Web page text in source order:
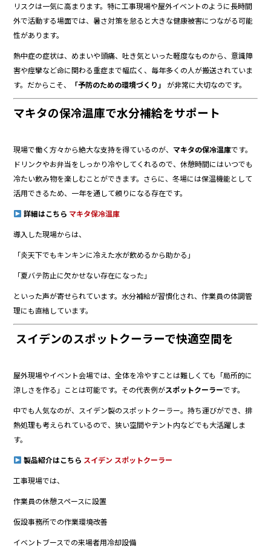
リスクは一気に高まります。特に工事現場や屋外イベントのように長時間
外で活動する場面では、暑さ対策を怠ると大きな健康被害につながる可能
性があります。
熱中症の症状は、めまいや頭痛、吐き気といった軽度なものから、意識障
害や痙攣など命に関わる重症まで幅広く、毎年多くの人が搬送されていま
す。だからこそ、
「予防のための環境づくり」 が非常に大切なのです。
マキタの保冷温庫で水分補給をサポート
現場で働く方々から絶大な支持を得ているのが、 マキタの保冷温庫です。
ドリンクやお弁当をしっかり冷やしてくれるので、休憩時間にはいつでも
冷たい飲み物を楽しむことができます。さらに、冬場には保温機能として
活用できるため、一年を通して頼りになる存在です。
詳細はこちら マキタ保冷温庫
導入した現場からは、
「炎天下でもキンキンに冷えた水が飲めるから助かる」
「夏バテ防止に欠かせない存在になった」
といった声が寄せられています。水分補給が習慣化され、作業員の体調管
理にも直結しています。
スイデンのスポットクーラーで快適空間を
屋外現場やイベント会場では、全体を冷やすことは難しくても「局所的に
涼しさを作る」ことは可能です。その代表例がスポットクーラーです。
中でも人気なのが、スイデン製のスポットクーラー。持ち運びができ、排
熱処理も考えられているので、狭い空間やテント内などでも大活躍しま
す。
製品紹介はこちら スイデン スポットクーラー
工事現場では、
作業員の休憩スペースに設置
仮設事務所での作業環境改善
イベントブースでの来場者用冷却設備